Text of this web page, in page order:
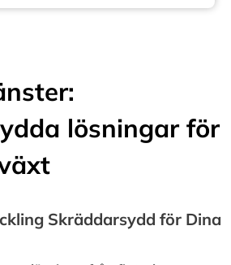
lösningar för
Skräddarsydd för Dina